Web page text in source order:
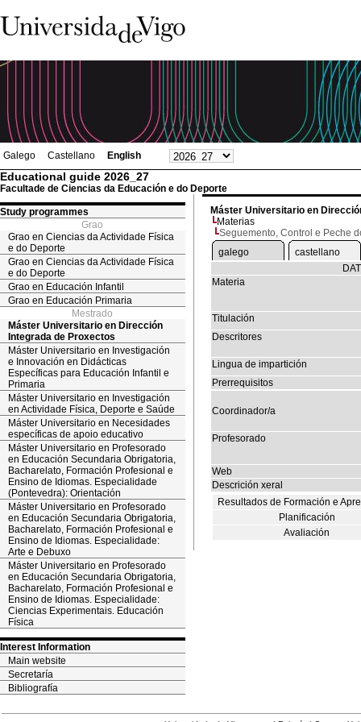
Galego Castellano English
Educational guide 2026_27
Facultade de Ciencias da Educación e do Deporte
Study programmes
Grao
Grao en Ciencias da Actividade Física
e do Deporte
Grao en Ciencias da Actividade Física
e do Deporte
Grao en Educación Infantil
Grao en Educación Primaria
Mestrado
Máster Universitario en Dirección
Integrada de Proxectos
Máster Universitario en Investigación
e Innovación en Didácticas
Específicas para Educación Infantil e
Primaria
Máster Universitario en Investigación
en Actividade Física, Deporte e Saúde
Máster Universitario en Necesidades
específicas de apoio educativo
Máster Universitario en Profesorado
en Educación Secundaria Obrigatoria,
Bacharelato, Formación Profesional e
Ensino de Idiomas. Especialidade
(Pontevedra): Orientación
Máster Universitario en Profesorado
en Educación Secundaria Obrigatoria,
Bacharelato, Formación Profesional e
Ensino de Idiomas. Especialidade:
Arte e Debuxo
Máster Universitario en Profesorado
en Educación Secundaria Obrigatoria,
Bacharelato, Formación Profesional e
Ensino de Idiomas. Especialidade:
Ciencias Experimentais. Educación
Física
Interest Information
Main website
Secretaría
Bibliografía
Máster Universitario en
Materias
Seguemento, Control e Peche
galego
castellano
Materia
Titulación
Descritores
Lingua de impartición
Prerrequisitos
Coordinador/a
Profesorado
Web
Descrición xeral
Resultados de Formación e
Planificación
Avaliación